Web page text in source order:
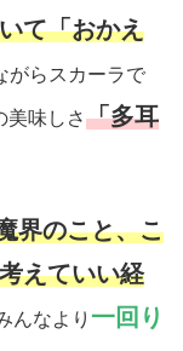
て「おかえ
がらスカーラで
美味しさ「多耳
界のこと、こ
えていい経
んなより 一回り